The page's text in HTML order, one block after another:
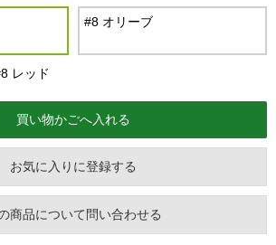
#8 オリーブ
レッド
お気に入りに登録する
商品について問い合わせる